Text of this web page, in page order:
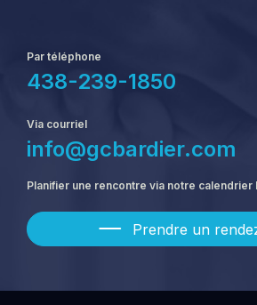
Par téléphone
438-239-1850
Via courriel
info@gcbardier.com
Planifier une rencontre via notre calendrier
Prendre un